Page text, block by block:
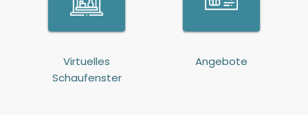
Virtuelles
Schaufenster
Angebote